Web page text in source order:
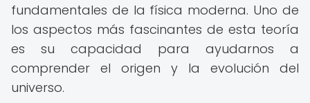
fundamentales de la física moderna. Uno de
los aspectos más fascinantes de esta teoría
es su capacidad para ayudarnos a
comprender el origen y la evolución del
universo.